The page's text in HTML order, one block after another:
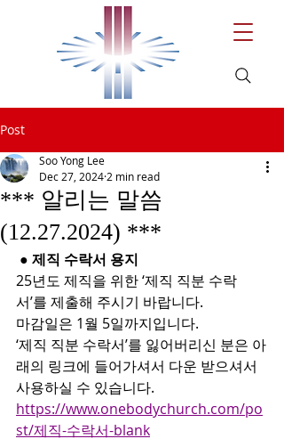
Post
*** 알리는 말씀
(12.27.2024) ***
Soo Yong Lee
Dec 27, 2024 2 min read
● 제직 수락서 용지
25년도 제직을 위한 ‘제직 직분 수락
서’를 제출해 주시기 바랍니다.
마감일은 1월 5일까지입니다.
‘제직 직분 수락서’를 잃어버리신 분은 아
래의 링크에 들어가셔서 다운 받으셔서
사용하실 수 있습니다.
https://www.onebodychurch.com/po
st/제직-수락서-blank